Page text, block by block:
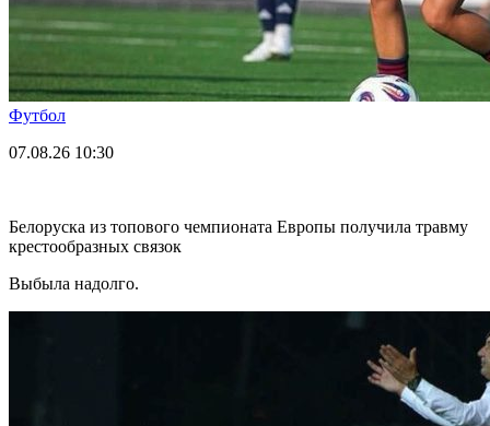
Футбол
07.08.26 10:30
Белоруска из топового чемпионата Европы получила травму
крестообразных связок
Выбыла надолго.